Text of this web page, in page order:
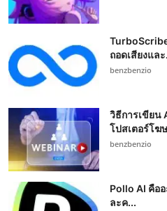
ถอดเสียงและ
benzbenzio
วิธีการเขียน
โปสเตอร์โฆ
benzbenzio
Pollo AI คือ
ละค...